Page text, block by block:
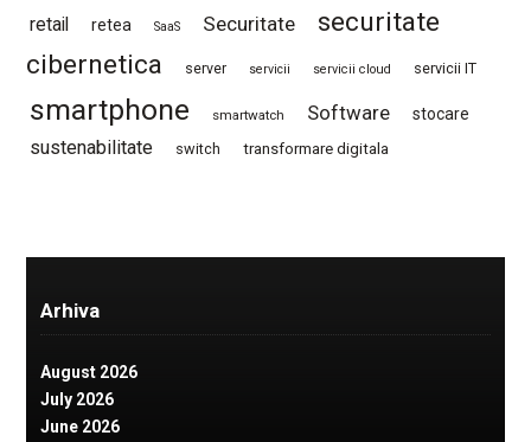
retail retea SaaS Securitate
securitate
cibernetica
server servicii servicii cloud servicii IT
smartphone smartwatch Software stocare
sustenabilitate switch transformare digitala
Arhiva
August 2026
July 2026
June 2026